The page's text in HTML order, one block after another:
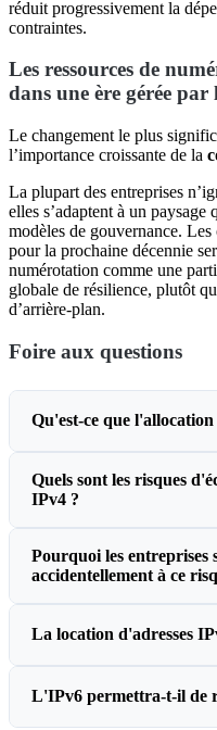
réduit progressivement la
contraintes.
Les ressources de
dans une ère gérée
Le changement le plus
l’importance croissante de la
La plupart des entreprises
elles s’adaptent à un
modèles de gouvernance.
pour la prochaine décennie
numérotation comme une
globale de résilience, plutôt
d’arrière-plan.
Foire aux questions
Qu'est-ce que
Quels sont les risques
IPv4 ?
Pourquoi les entreprises
accidentellement à ce
La location d'adresses
L'IPv6 permettra-t-il de